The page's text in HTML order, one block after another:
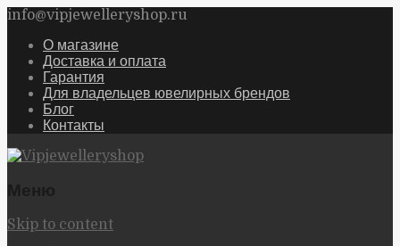
info@vipjewelleryshop.ru
О магазине
Доставка и оплата
Гарантия
Для владельцев ювелирных брендов
Блог
Контакты
Skip to content